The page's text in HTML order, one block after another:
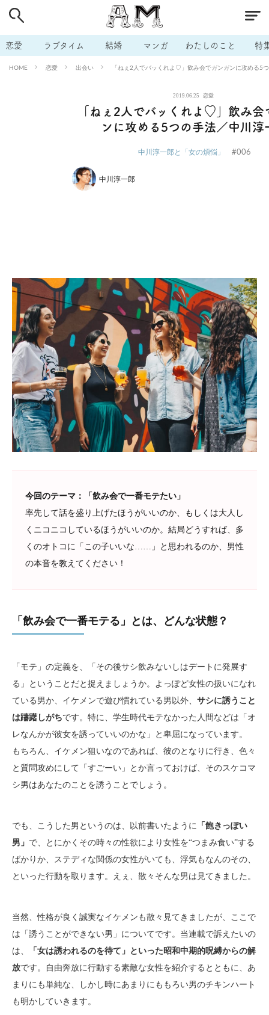
恋愛 ラブタイム 結婚 マンガ わたしのこと 特
HOME 恋愛 出会い 「ねぇ2人でバッくれよ♡」飲み会でガンガンに攻める5
2019.06.25 恋愛
「ねぇ2人でバッくれよ♡」飲み会
ンに攻める5つの手法／中川淳
中川淳一郎と「女の煩悩」 #006
中川淳一郎
今回のテーマ：「飲み会で一番モテたい」
率先して話を盛り上げたほうがいいのか、もしくは大人し
くニコニコしているほうがいいのか。結局どうすれば、多
くのオトコに「この子いいな……」と思われるのか、男性
の本音を教えてください！
「飲み会で一番モテる」とは、どんな状態？
「モテ」の定義を、「その後サシ飲みないしはデートに発展す
る」ということだと捉えましょうか。よっぽど女性の扱いになれ
ている男か、イケメンで遊び慣れている男以外、 サシに誘うこと
は躊躇しがちです。特に、学生時代モテなかった人間などは「オ
レなんかが彼女を誘っていいのかな」と卑屈になっています。
もちろん、イケメン狙いなのであれば、彼のとなりに行き、色々
と質問攻めにして「すごーい」とか言っておけば、そのスケコマ
シ男はあなたのことを誘うことでしょう。
でも、こうした男というのは、以前書いたように 「飽きっぽい
男」 で、とにかくその時々の性欲により女性を“つまみ食い”する
ばかりか、ステディな関係の女性がいても、浮気もなんのその、
といった行動を取ります。えぇ、散々そんな男は見てきました。
当然、性格が良く誠実なイケメンも散々見てきましたが、ここで
は「誘うことができない男」についてです。当連載で訴えたいの
は、
「女は誘われるのを待て」といった昭和中期的呪縛からの解
放です。自由奔放に行動する素敵な女性を紹介するとともに、あ
まりにも単純な、しかし時にあまりにももろい男のチキンハート
も明かしていきます。
# 男の本音 # セフレ # 不倫
# 出会う方法 # マッチングアプリ # ラブグッズ # 体の相